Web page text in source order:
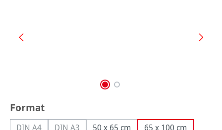
Formatauswählen
DIN A4 DIN A3 50 x 65 cm 65 x 100 cm